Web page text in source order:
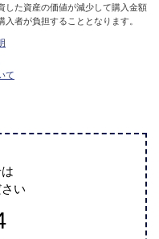
した資産の価値が減少して購入金額
者が負担することとなります。
て
い